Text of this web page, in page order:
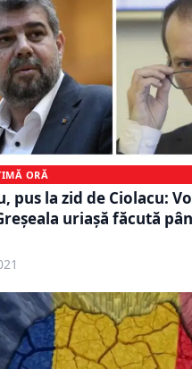
ORĂ
pus la zid de Ciolacu:
uriaşă făcută